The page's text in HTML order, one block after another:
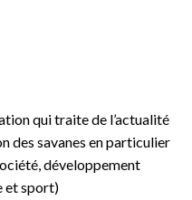
qui traite de l’actualité
des savanes en particulier
développement
et sport)